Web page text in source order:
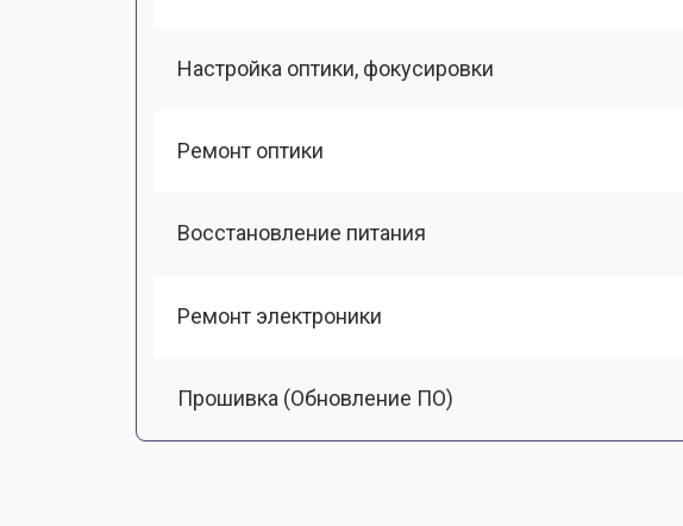
Настройка оптики, фокусировки
Ремонт оптики
Восстановление питания
Ремонт электроники
Прошивка (Обновление ПО)